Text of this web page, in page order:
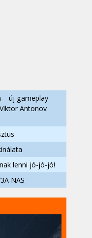
– új gameplay-
Antonov
lenni jó-jó-jó!
NAS